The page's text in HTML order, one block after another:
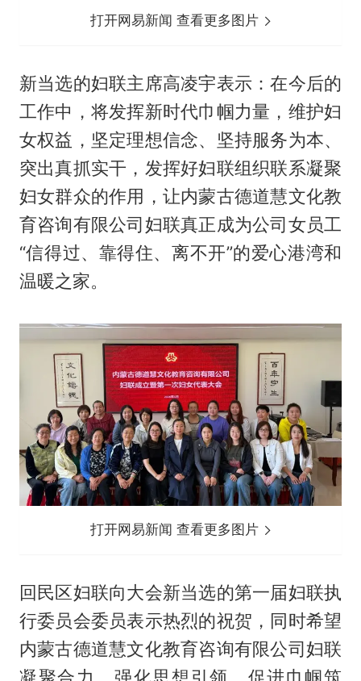
打开网易新闻 查看更多图片
新当选的妇联主席高凌宇表示：在今后的
工作中，将发挥新时代巾帼力量，维护妇
女权益，坚定理想信念、坚持服务为本、
突出真抓实干，发挥好妇联组织联系凝聚
妇女群众的作用，让内蒙古德道慧文化教
育咨询有限公司妇联真正成为公司女员工
“信得过、靠得住、离不开”的爱心港湾和
温暖之家。
打开网易新闻 查看更多图片
回民区妇联向大会新当选的第一届妇联执
行委员会委员表示热烈的祝贺，同时希望
内蒙古德道慧文化教育咨询有限公司妇联